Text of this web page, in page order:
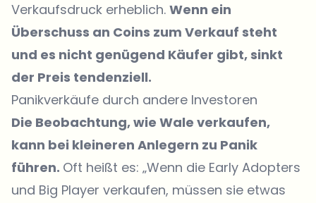
Verkaufsdruck erheblich. Wenn ein
Überschuss an Coins zum Verkauf steht
und es nicht genügend Käufer gibt, sinkt
der Preis tendenziell.
Panikverkäufe durch andere Investoren
Die Beobachtung, wie Wale verkaufen,
kann bei kleineren Anlegern zu Panik
führen. Oft heißt es: „Wenn die Early Adopters
und Big Player verkaufen, müssen sie etwas